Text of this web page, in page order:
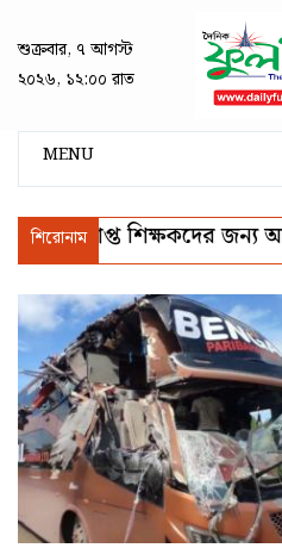
শুক্রবার, ৭ আগস্ট
২০২৬, ১২:০০ রাত
MENU
শিরোনামজন্য আসছে বড় সুসংবাদ